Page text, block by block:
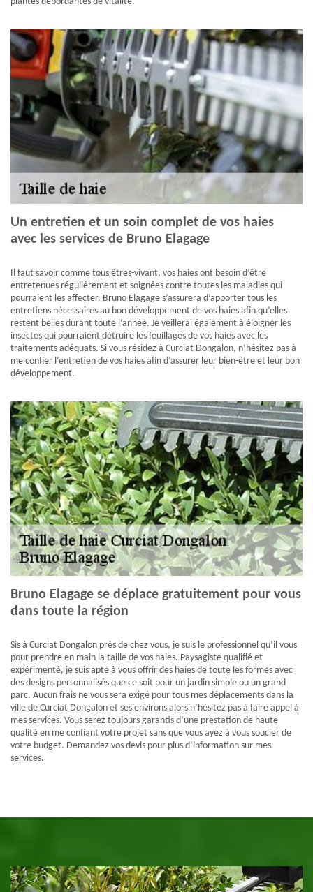
Un entretien et un soin complet de vos haies
avec les services de Bruno Elagage
Il faut savoir comme tous êtres-vivant, vos haies ont besoin d’être
entretenues régulièrement et soignées contre toutes les maladies qui
pourraient les affecter. Bruno Elagage s’assurera d’apporter tous les
entretiens nécessaires au bon développement de vos haies afin qu’elles
restent belles durant toute l’année. Je veillerai également à éloigner les
insectes qui pourraient détruire les feuillages de vos haies avec les
traitements adéquats. Si vous résidez à Curciat Dongalon, n’hésitez pas à
me confier l’entretien de vos haies afin d’assurer leur bien-être et leur bon
développement.
Bruno Elagage se déplace gratuitement pour vous
dans toute la région
Sis à Curciat Dongalon près de chez vous, je suis le professionnel qu’il vous
pour prendre en main la taille de vos haies. Paysagiste qualifié et
expérimenté, je suis apte à vous offrir des haies de toute les formes avec
des designs personnalisés que ce soit pour un jardin simple ou un grand
parc. Aucun frais ne vous sera exigé pour tous mes déplacements dans la
ville de Curciat Dongalon et ses environs alors n’hésitez pas à faire appel à
mes services. Vous serez toujours garantis d’une prestation de haute
qualité en me confiant votre projet sans que vous ayez à vous soucier de
votre budget. Demandez vos devis pour plus d’information sur mes
services.